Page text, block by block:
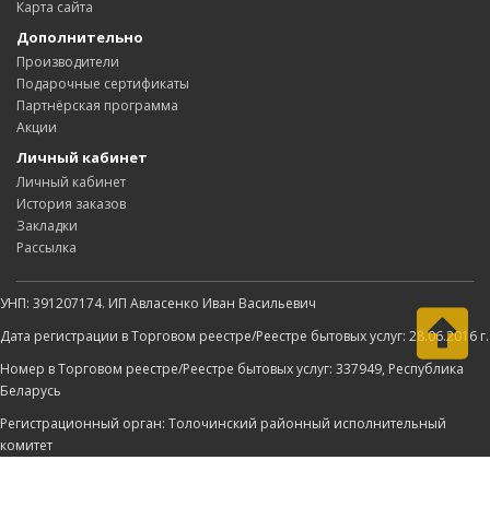
Карта сайта
Дополнительно
Производители
Подарочные сертификаты
Партнёрская программа
Акции
Личный кабинет
Личный кабинет
История заказов
Закладки
Рассылка
УНП: 391207174. ИП Авласенко Иван Васильевич
Дата регистрации в Торговом реестре/Реестре бытовых услуг: 28.06.2016 г.
Номер в Торговом реестре/Реестре бытовых услуг: 337949, Республика
Беларусь
Регистрационный орган: Толочинский районный исполнительный
комитет